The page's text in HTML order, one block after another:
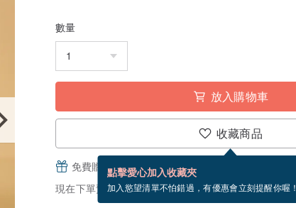
數量
放入購物車
收藏商品
點擊愛心加入收藏夾
加入慾望清單不怕錯過，有優惠會立刻提醒你喔！
免費贈送電子賀卡，結帳完成後填寫
現在下單預估 8/17~8/24 到貨。